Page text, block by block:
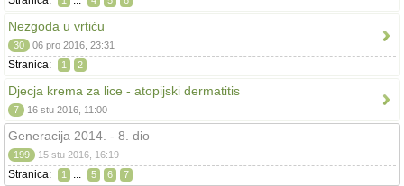
Nezgoda u vrtiću
30 06 pro 2016, 23:31
Stranica: 1 2
Djecja krema za lice - atopijski dermatitis
7 16 stu 2016, 11:00
Generacija 2014. - 8. dio
199 15 stu 2016, 16:19
Stranica: 1 ... 5 6 7